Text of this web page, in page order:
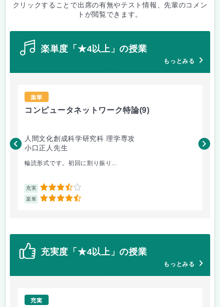
クリックすることで出席の有無やテスト情報、先輩のコメン
トが閲覧できます。
楽単度「★4以上」の授業
もっとみる
楽単
コンピュータネットワーク特論(9)
人間文化創成科学研究科 理学専攻
小口正人先生
輪読形式です。初回に割り振り...
充実 3.5
楽単 4.5
森
充実度「★4以上」の授業
もっとみる
充実